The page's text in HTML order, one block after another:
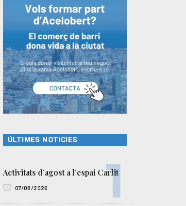
ÚLTIMES NOTICIES
Activitats d’agost a l’espai Carlit
07/08/2026